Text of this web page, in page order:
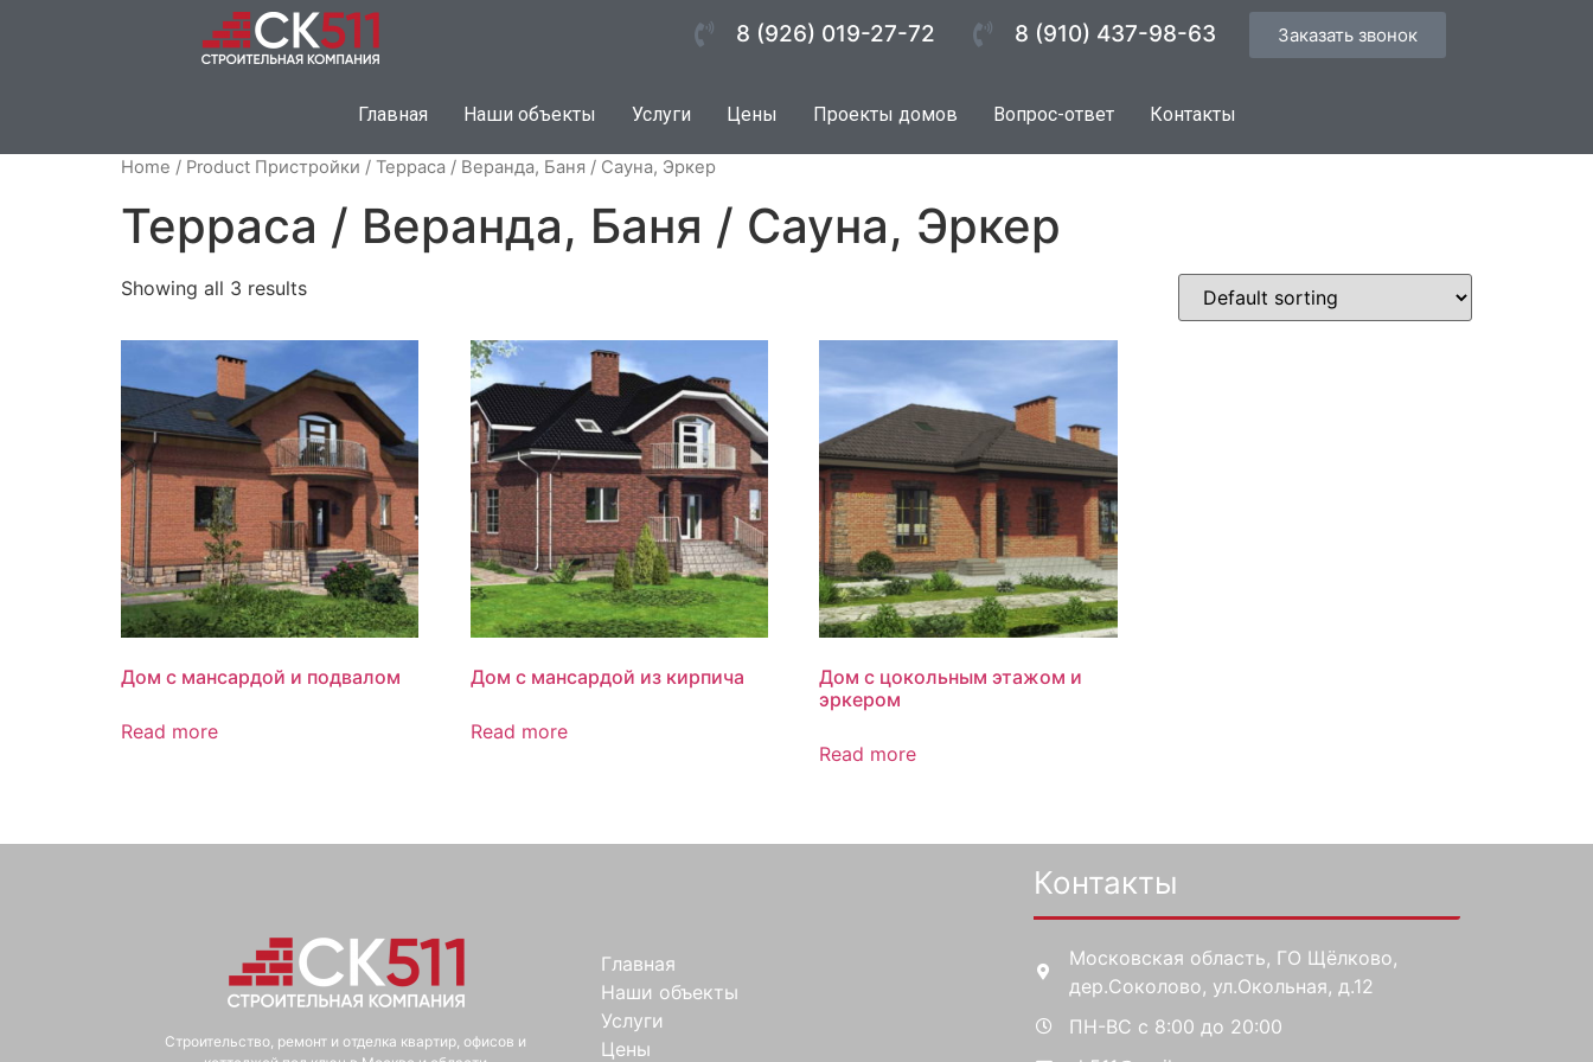
8 (926) 019-27-72 8 (910) 437-98-63 Заказать звонок
Главная Наши объекты Услуги Цены Проекты домов Вопрос-ответ Контакты
Home / Product Пристройки / Терраса / Веранда, Баня / Сауна, Эркер
Терраса / Веранда, Баня / Сауна, Эркер
Showing all 3 results
Дом с мансардой и подвалом
Read more
Дом с мансардой из кирпича
Read more
Дом с цокольным этажом и
эркером
Read more
Строительство, ремонт и отделка квартир, офисов и
Главная
Наши объекты
Услуги
Цены
Контакты
Московская область, ГО Щёлково,
дер.Соколово, ул.Окольная, д.12
ПН-ВС с 8:00 до 20:00